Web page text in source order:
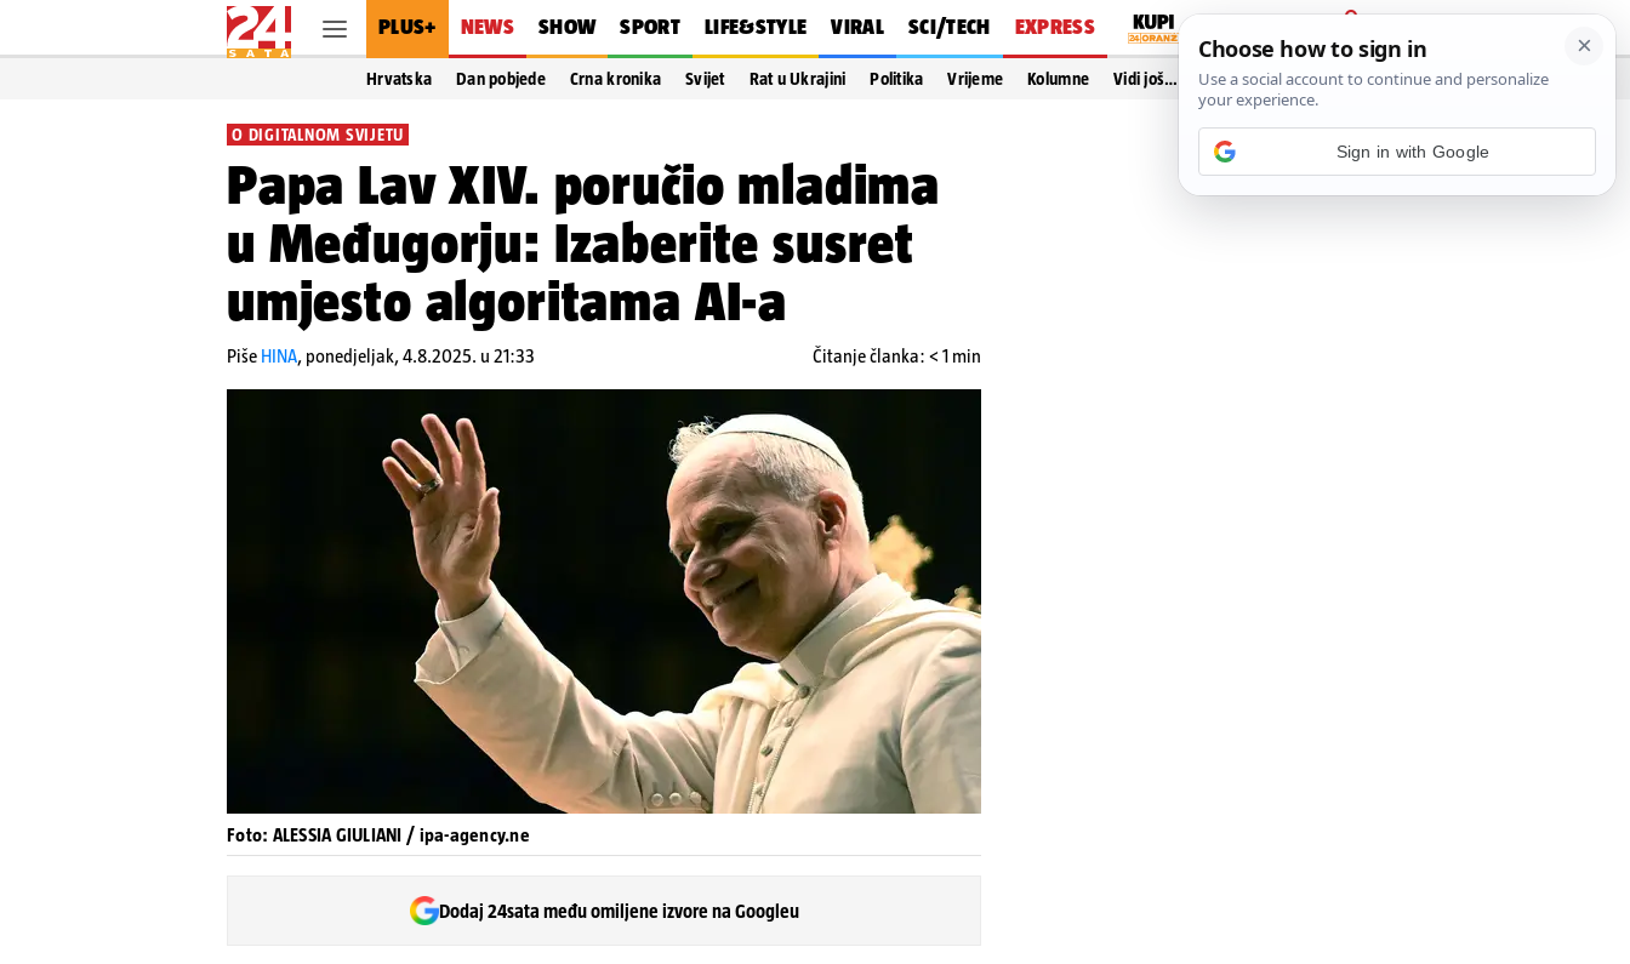
PLUS+ NEWS SHOW SPORT LIFE&STYLE VIRAL SCI/TECH EXPRESS
PRIJAVA
Hrvatska Dan pobjede Crna kronika Svijet Rat u Ukrajini Politika Vrijeme Kolumne Vidi još…
O DIGITALNOM SVIJETU
Papa Lav XIV. poručio mladima
u Međugorju: Izaberite susret
umjesto algoritama AI-a
Piše HINA, ponedjeljak, 4.8.2025. u 21:33 Čitanje članka: < 1 min
Foto: ALESSIA GIULIANI / ipa-agency.ne
Dodaj 24sata među omiljene izvore na Googleu
Sign in with Google